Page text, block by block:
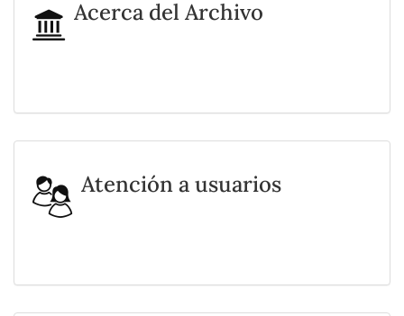
Acerca del Archivo
Atención a usuarios